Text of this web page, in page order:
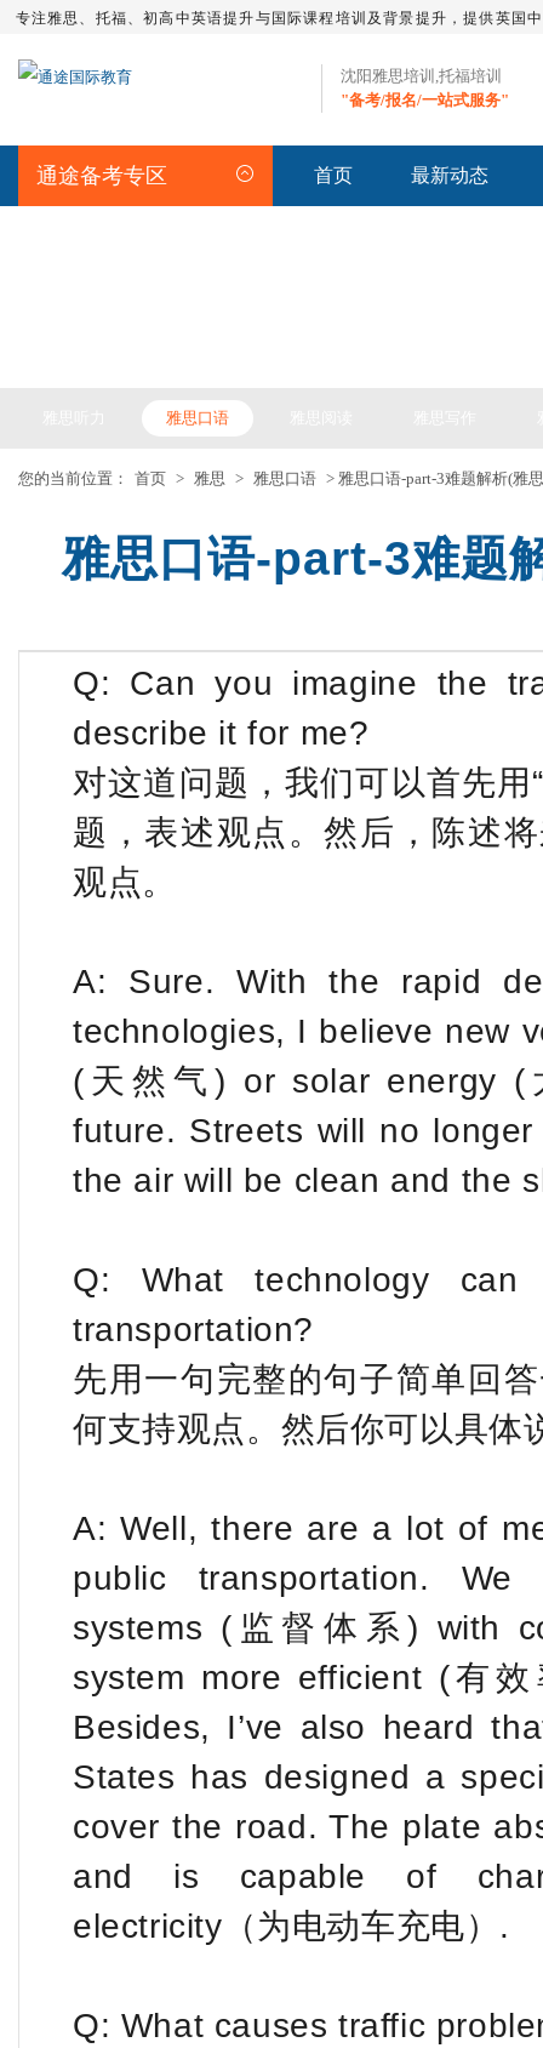
专注雅思、托福、初高中英语提升与国际课程培训及背景提升，提供英国
沈阳雅思培训,托福培训
"备考/报名/一站式服务"
通途备考专区 首页 最新动态
雅思口语
您的当前位置： 首页 > 雅思 > 雅思口语 > 雅思口语-part-3难题解析(雅
雅思口语-part-3难题
Q: Can you imagine the
describe it for me?
对这道问题，我们可以首先用
题，表述观点。然后，陈述
观点。
A: Sure. With the rapid
technologies, I believe new
(天然气) or solar energy
future. Streets will no
the air will be clean and the
Q: What technology
transportation?
先用一句完整的句子简单回
何支持观点。然后你可以具体
A: Well, there are a lot of
public transportation.
systems (监督体系) with
system more efficient (有
Besides, I’ve also heard
States has designed a
cover the road. The plate
and is capable of
electricity（为电动车充电）.
Q: What causes traffic
托福火箭班 托福精品